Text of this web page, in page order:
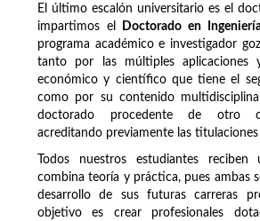
El último escalón universitario es el
impartimos el
Doctorado en
programa académico e investigador
tanto por las múltiples aplicaciones
económico y científico que tiene el
como por su contenido
doctorado procedente de otro
acreditando previamente las titulaciones
Todos nuestros estudiantes
combina teoría y práctica, pues ambas
desarrollo de sus futuras carreras
objetivo es crear profesionales